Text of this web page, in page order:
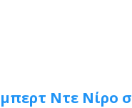
Ντε Νίρο